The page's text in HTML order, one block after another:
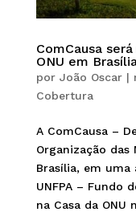
ComCausa
ONU em
por João Oscar|
Cobertura
A ComCausa –
Organização das
Brasília, em
UNFPA – Fundo
na Casa da ONU